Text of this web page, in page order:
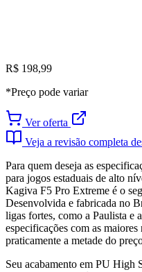
R$ 198,99
*Preço pode variar
Ver oferta
Veja a revisão completa
Para quem deseja as
para jogos estaduais de alto
Kagiva F5 Pro Extreme é o
Desenvolvida e fabricada no
ligas fortes, como a Paulista e
especificações com as
praticamente a metade do
Seu acabamento em PU High